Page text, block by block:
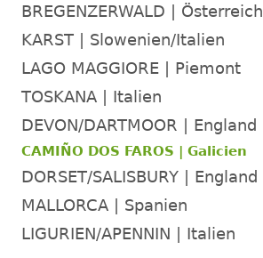
BREGENZERWALD | Österreich
KARST | Slowenien/Italien
LAGO MAGGIORE | Piemont
TOSKANA | Italien
DEVON/DARTMOOR | England
CAMIÑO DOS FAROS | Galicien
DORSET/SALISBURY | England
MALLORCA | Spanien
LIGURIEN/APENNIN | Italien